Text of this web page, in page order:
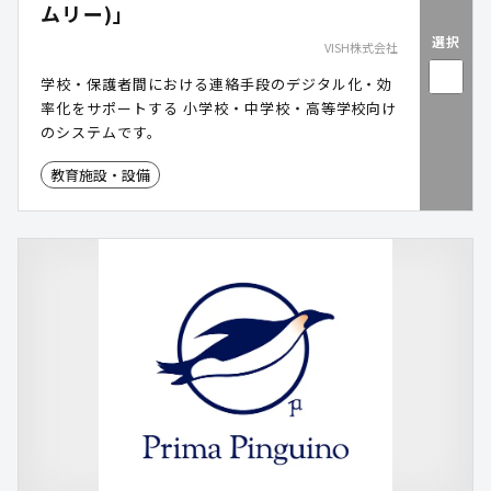
ムリー)」
VISH株式会社
学校・保護者間における連絡手段のデジタル化・効
率化をサポートする 小学校・中学校・高等学校向け
のシステムです。
教育施設・設備
選択